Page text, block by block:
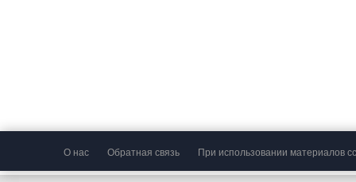
О нас Обратная связь При использовании материалов